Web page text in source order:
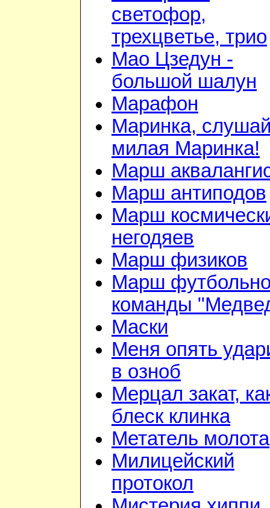
светофор,
трехцветье, трио
Мао Цзедун -
большой шалун
Марафон
Маринка,
милая Маринка!
Марш
Марш антиподов
Марш
негодяев
Марш физиков
Марш
команды
Маски
Меня опять
в озноб
Мерцал закат,
блеск клинка
Метатель молота
Милицейский
протокол